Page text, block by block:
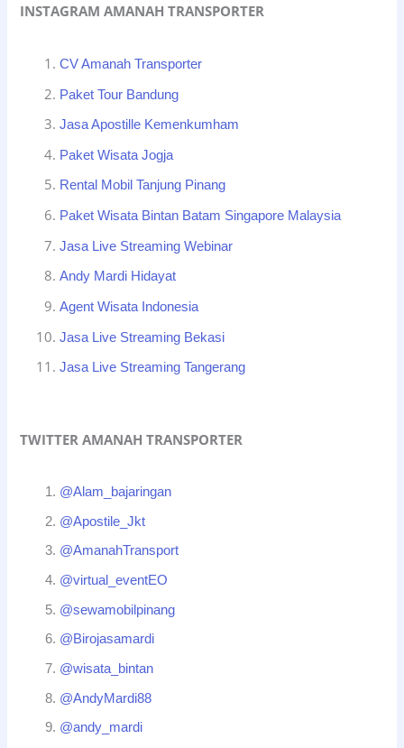
INSTAGRAM AMANAH TRANSPORTER
CV Amanah Transporter
Paket Tour Bandung
Jasa Apostille Kemenkumham
Paket Wisata Jogja
Rental Mobil Tanjung Pinang
Paket Wisata Bintan Batam Singapore Malaysia
Jasa Live Streaming Webinar
Andy Mardi Hidayat
Agent Wisata Indonesia
Jasa Live Streaming Bekasi
Jasa Live Streaming Tangerang
TWITTER AMANAH TRANSPORTER
@Alam_bajaringan
@Apostile_Jkt
@AmanahTransport
@virtual_eventEO
@sewamobilpinang
@Birojasamardi
@wisata_bintan
@AndyMardi88
@andy_mardi